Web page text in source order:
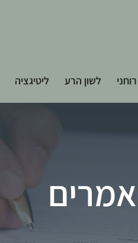
לשון הרע ליטיגציה